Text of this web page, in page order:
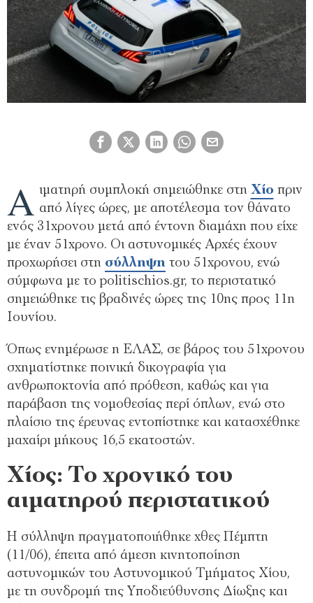
Α ιματηρή συμπλοκή σημειώθηκε στη Χίο πριν
από λίγες ώρες, με αποτέλεσμα τον θάνατο
ενός 31χρονου μετά από έντονη διαμάχη που είχε
με έναν 51χρονο. Οι αστυνομικές Αρχές έχουν
προχωρήσει στη σύλληψη του 51χρονου, ενώ
σύμφωνα με το politischios.gr, το περιστατικό
σημειώθηκε τις βραδινές ώρες της 10ης προς 11η
Ιουνίου.
Όπως ενημέρωσε η ΕΛΑΣ, σε βάρος του 51χρονου
σχηματίστηκε ποινική δικογραφία για
ανθρωποκτονία από πρόθεση, καθώς και για
παράβαση της νομοθεσίας περί όπλων, ενώ στο
πλαίσιο της έρευνας εντοπίστηκε και κατασχέθηκε
μαχαίρι μήκους 16,5 εκατοστών.
Χίος: Το χρονικό του
αιματηρού περιστατικού
Η σύλληψη πραγματοποιήθηκε χθες Πέμπτη
(11/06), έπειτα από άμεση κινητοποίηση
αστυνομικών του Αστυνομικού Τμήματος Χίου,
με τη συνδρομή της Υποδιεύθυνσης Δίωξης και